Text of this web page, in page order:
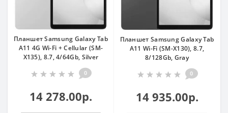
Планшет Samsung Galaxy Tab
A11 4G Wi-Fi + Cellular (SM-
X135), 8.7, 4/64Gb, Silver
0
14 278.00р.
Планшет Samsung Galaxy Tab
A11 Wi-Fi (SM-X130), 8.7,
8/128Gb, Gray
0
14 935.00р.